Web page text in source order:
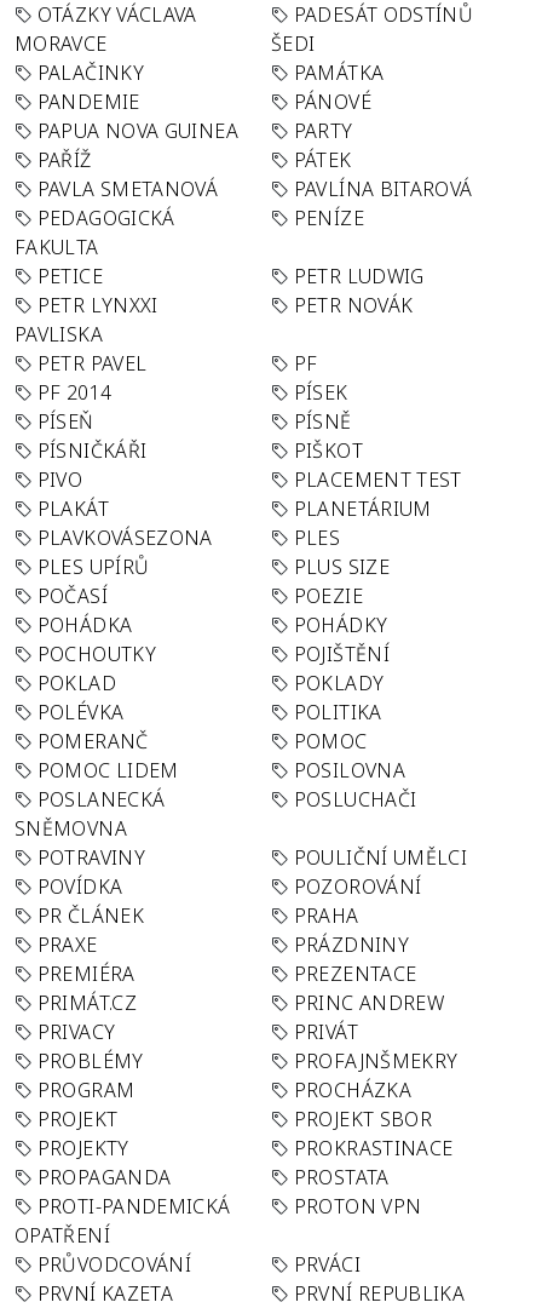
OTÁZKY VÁCLAVA
MORAVCE
PADESÁT ODSTÍNŮ
ŠEDI
PALAČINKY
PAMÁTKA
PANDEMIE
PÁNOVÉ
PAPUA NOVA GUINEA
PARTY
PAŘÍŽ
PÁTEK
PAVLA SMETANOVÁ
PAVLÍNA BITAROVÁ
PEDAGOGICKÁ
FAKULTA
PENÍZE
PETICE
PETR LUDWIG
PETR LYNXXI
PAVLISKA
PETR NOVÁK
PETR PAVEL
PF
PF 2014
PÍSEK
PÍSEŇ
PÍSNĚ
PÍSNIČKÁŘI
PIŠKOT
PIVO
PLACEMENT TEST
PLAKÁT
PLANETÁRIUM
PLAVKOVÁSEZONA
PLES
PLES UPÍRŮ
PLUS SIZE
POČASÍ
POEZIE
POHÁDKA
POHÁDKY
POCHOUTKY
POJIŠTĚNÍ
POKLAD
POKLADY
POLÉVKA
POLITIKA
POMERANČ
POMOC
POMOC LIDEM
POSILOVNA
POSLANECKÁ
SNĚMOVNA
POSLUCHAČI
POTRAVINY
POULIČNÍ UMĚLCI
POVÍDKA
POZOROVÁNÍ
PR ČLÁNEK
PRAHA
PRAXE
PRÁZDNINY
PREMIÉRA
PREZENTACE
PRIMÁT.CZ
PRINC ANDREW
PRIVACY
PRIVÁT
PROBLÉMY
PROFAJNŠMEKRY
PROGRAM
PROCHÁZKA
PROJEKT
PROJEKT SBOR
PROJEKTY
PROKRASTINACE
PROPAGANDA
PROSTATA
PROTI-PANDEMICKÁ
OPATŘENÍ
PROTON VPN
PRŮVODCOVÁNÍ
PRVÁCI
PRVNÍ KAZETA
PRVNÍ REPUBLIKA